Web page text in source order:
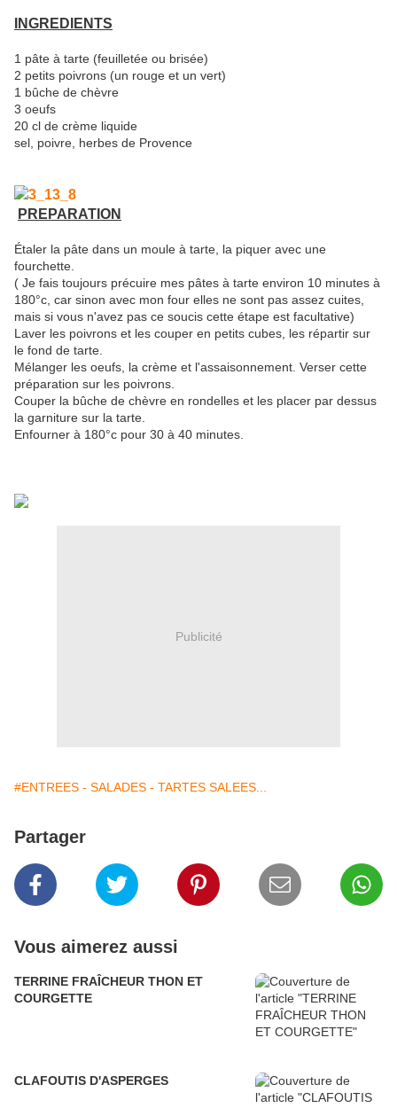
INGREDIENTS
1 pâte à tarte (feuilletée ou brisée)
2 petits poivrons (un rouge et un vert)
1 bûche de chèvre
3 oeufs
20 cl de crème liquide
sel, poivre, herbes de Provence
PREPARATION
Étaler la pâte dans un moule à tarte, la piquer avec une
fourchette.
( Je fais toujours précuire mes pâtes à tarte environ 10 minutes à
180°c, car sinon avec mon four elles ne sont pas assez cuites,
mais si vous n'avez pas ce soucis cette étape est facultative)
Laver les poivrons et les couper en petits cubes, les répartir sur
le fond de tarte.
Mélanger les oeufs, la crème et l'assaisonnement. Verser cette
préparation sur les poivrons.
Couper la bûche de chèvre en rondelles et les placer par dessus
la garniture sur la tarte.
Enfourner à 180°c pour 30 à 40 minutes.
Publicité
#ENTREES - SALADES - TARTES SALEES...
Partager
Vous aimerez aussi
TERRINE FRAÎCHEUR THON ET
COURGETTE
CLAFOUTIS D'ASPERGES